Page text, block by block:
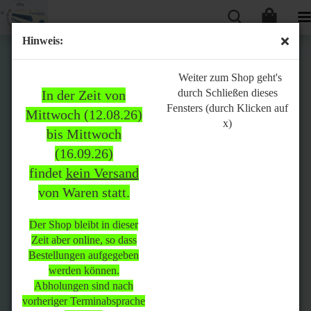
Hinweis:
In der Zeit von
Mittwoch (12.08.26)
bis Mittwoch
(16.09.26)
findet kein Versand
von Waren statt.
Der Shop bleibt in dieser
Zeit aber online, so dass
Bestellungen aufgegeben
werden können.
Abholungen sind nach
vorheriger Terminabsprache
Weiter zum Shop geht's
durch Schließen dieses
Fensters (durch Klicken auf
x)
Bitte
beachten:
In der Zeit von Mittwoch
(12.08.26) bis Mittwoch
(16.09.26)
statt.
Der Shop bleibt in dieser Zeit
aber online, so dass
Bestellungen aufgegeben
werden können.